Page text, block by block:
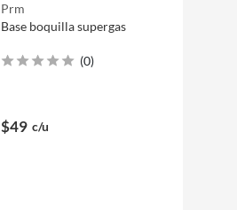
Prm
Base boquilla supergas
(0)
$49 c/u